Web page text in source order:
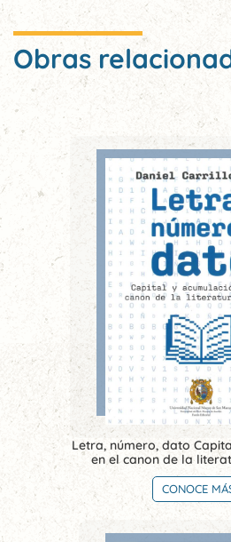
Obras
Letra, número, dato
en el canon de la
CONOCE